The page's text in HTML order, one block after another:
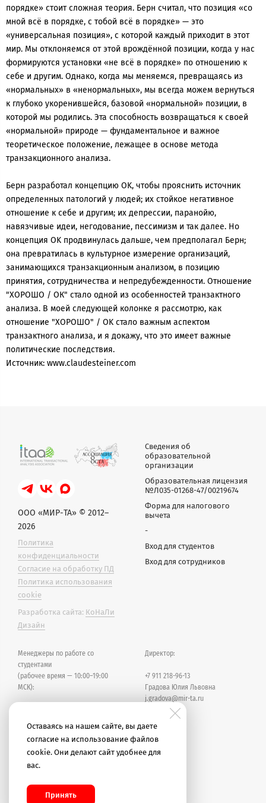
порядке» стоит сложная теория. Берн считал, что позиция «со
мной всё в порядке, с тобой всё в порядке» — это
«универсальная позиция», с которой каждый приходит в этот
мир. Мы отклоняемся от этой врождённой позиции, когда у нас
формируются установки «не всё в порядке» по отношению к
себе и другим. Однако, когда мы меняемся, превращаясь из
«нормальных» в «ненормальных», мы всегда можем вернуться
к глубоко укоренившейся, базовой «нормальной» позиции, в
которой мы родились. Эта способность возвращаться к своей
«нормальной» природе — фундаментальное и важное
теоретическое положение, лежащее в основе метода
транзакционного анализа.
Берн разработал концепцию OK, чтобы прояснить источник
определенных патологий у людей; их стойкое негативное
отношение к себе и другим; их депрессии, паранойю,
навязчивые идеи, негодование, пессимизм и так далее. Но
концепция OK продвинулась дальше, чем предполагал Берн;
она превратилась в культурное измерение организаций,
занимающихся транзакционным анализом, в позицию
принятия, сотрудничества и непредубежденности. Отношение
"ХОРОШО / ОК" стало одной из особенностей транзактного
анализа. В моей следующей колонке я рассмотрю, как
отношение "ХОРОШО" / OK стало важным аспектом
транзактного анализа, и я докажу, что это имеет важные
политические последствия.
Источник: www.claudesteiner.com
Оставаясь на нашем сайте, вы даете
согласие на использование файлов
cookie. Они делают сайт удобнее для
вас.
Принять
ООО «МИР-ТА» © 2012–
2026
Политика
конфиденциальности
Согласие на обработку ПД
Политика использования
cookie
Разработка сайта: КоНаЛи
Дизайн
Сведения об
образовательной
организации
Образовательная лицензия
№Л035-01268-47/00219674
Форма для налогового
вычета
-
Вход для студентов
Вход для сотрудников
Менеджеры по работе со
студентами
(рабочее время — 10:00–19:00
МСК):
+7 937 077-12-42
Уварова Ольга
Директор:
+7 911 218-96-13
Градова Юлия Львовна
j.gradova@mir-ta.ru